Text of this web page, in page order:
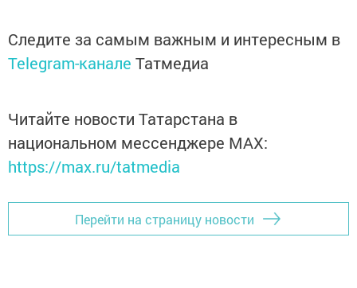
Следите за самым важным и интересным в
Telegram-канале Татмедиа
Читайте новости Татарстана в
национальном мессенджере MАХ:
https://max.ru/tatmedia
Перейти на страницу новости